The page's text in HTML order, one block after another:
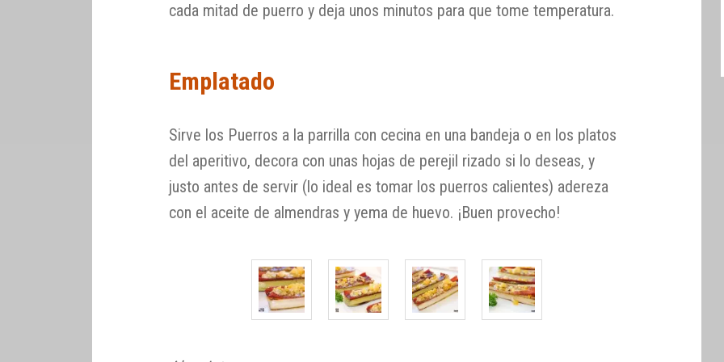
cada mitad de puerro y deja unos minutos para que tome temperatura.
Emplatado
Sirve los Puerros a la parrilla con cecina en una bandeja o en los platos
del aperitivo, decora con unas hojas de perejil rizado si lo deseas, y
justo antes de servir (lo ideal es tomar los puerros calientes) adereza
con el aceite de almendras y yema de huevo. ¡Buen provecho!